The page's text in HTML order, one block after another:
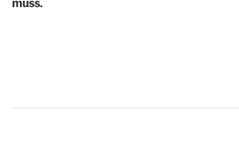
muss.